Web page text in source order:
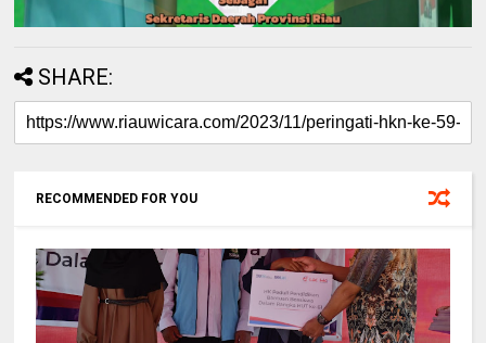
SHARE:
RECOMMENDED FOR YOU